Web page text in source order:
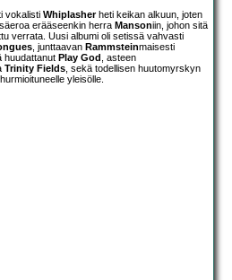
vokalisti Whiplasherheti keikan alkuun, joten
erääseenkin herra Mansoniin, johon sitä
verrata. Uusi albumi oli setissä vahvasti
, junttaavan Rammsteinmaisesti
huudattanut Play God , asteen
Trinity Fields, sekä todellisen huutomyrskyn
yleisölle.